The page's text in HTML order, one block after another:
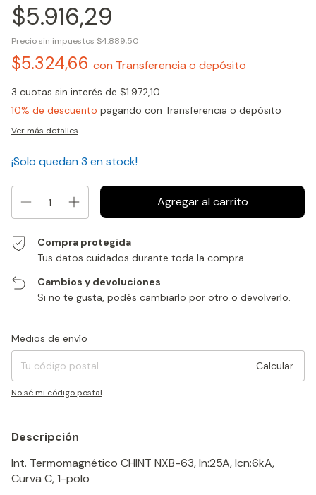
$5.916,29
Precio sin impuestos $4.889,50
$5.324,66 con Transferencia o depósito
3 cuotas sin interés de $1.972,10
10% de descuento pagando con Transferencia o depósito
Ver más detalles
¡Solo quedan3 en stock!
Compra protegida
Tus datos cuidados durante toda la compra.
Cambios y devoluciones
Si no te gusta, podés cambiarlo por otro o devolverlo.
Entregas para el CP:
Medios de envío
Calcular
No sé mi código postal
Descripción
Int. Termomagnético CHINT NXB-63, In:25A, Icn:6kA,
Curva C, 1-polo